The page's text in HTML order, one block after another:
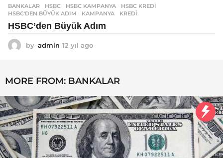
BANKALAR HSBC ,HSBC KAMPANYA ,HSBC KREDI
HSBC'DEN BÜYÜK ADIM
,KAMPANYA ,KREDI
HSBC’den Büyük Adım
by admin 12 yıl ago
l
g
o
MORE FROM: BANKALAR